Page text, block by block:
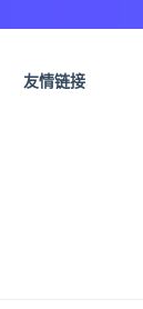
友情链接